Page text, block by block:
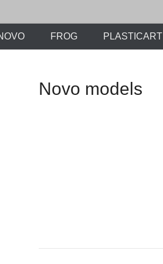
FROG PLASTICART
Novo models